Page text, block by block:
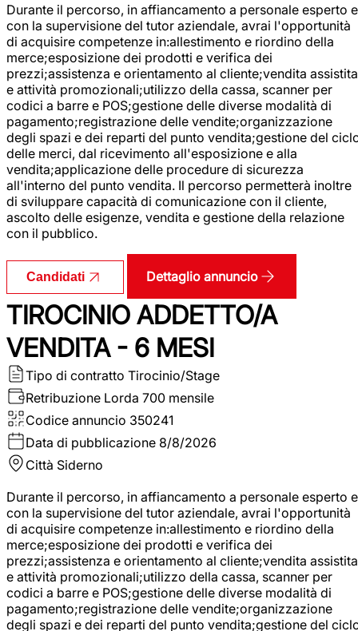
Durante il percorso, in affiancamento a personale esperto e
con la supervisione del tutor aziendale, avrai l'opportunità
di acquisire competenze in:allestimento e riordino della
merce;esposizione dei prodotti e verifica dei
prezzi;assistenza e orientamento al cliente;vendita assistita
e attività promozionali;utilizzo della cassa, scanner per
codici a barre e POS;gestione delle diverse modalità di
pagamento;registrazione delle vendite;organizzazione
degli spazi e dei reparti del punto vendita;gestione del
delle merci, dal ricevimento all'esposizione e alla
vendita;applicazione delle procedure di sicurezza
all'interno del punto vendita. Il percorso permetterà inoltre
di sviluppare capacità di comunicazione con il cliente,
ascolto delle esigenze, vendita e gestione della relazione
con il pubblico.
Candidati Dettaglio annuncio
TIROCINIO ADDETTO/A
VENDITA - 6 MESI
Tipo di contratto Tirocinio/Stage
Retribuzione Lorda 700 mensile
Codice annuncio 350241
Data di pubblicazione 8/8/2026
Città Siderno
Durante il percorso, in affiancamento a personale esperto e
con la supervisione del tutor aziendale, avrai l'opportunità
di acquisire competenze in:allestimento e riordino della
merce;esposizione dei prodotti e verifica dei
prezzi;assistenza e orientamento al cliente;vendita assistita
e attività promozionali;utilizzo della cassa, scanner per
codici a barre e POS;gestione delle diverse modalità di
pagamento;registrazione delle vendite;organizzazione
degli spazi e dei reparti del punto vendita;gestione del